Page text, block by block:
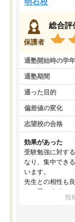
保護者
総合評
通塾開始時の学年
通塾期間
通った目的
偏差値の変化
志望校の合格
効果があった
受験勉強に対す
なり、集中でき
います。
先生との相性も
たと思います。
投